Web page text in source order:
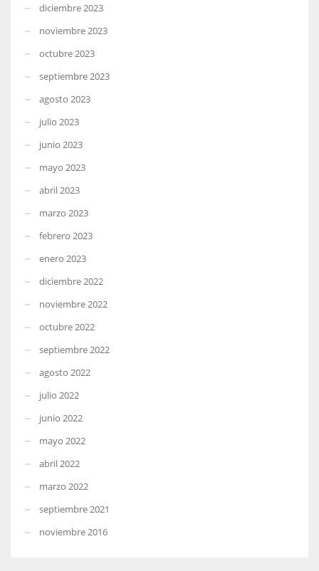
diciembre 2023
noviembre 2023
octubre 2023
septiembre 2023
agosto 2023
julio 2023
junio 2023
mayo 2023
abril 2023
marzo 2023
febrero 2023
enero 2023
diciembre 2022
noviembre 2022
octubre 2022
septiembre 2022
agosto 2022
julio 2022
junio 2022
mayo 2022
abril 2022
marzo 2022
septiembre 2021
noviembre 2016